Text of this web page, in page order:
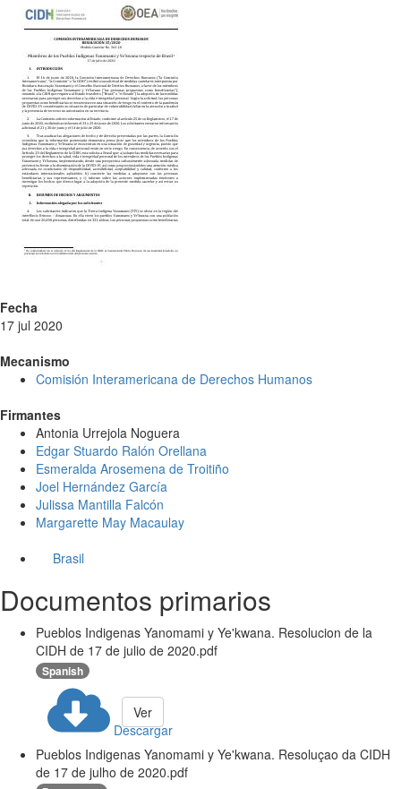
Fecha
17 jul 2020
Mecanismo
Comisión Interamericana de Derechos Humanos
Firmantes
Antonia Urrejola Noguera
Edgar Stuardo Ralón Orellana
Esmeralda Arosemena de Troitiño
Joel Hernández García
Julissa Mantilla Falcón
Margarette May Macaulay
Brasil
Documentos primarios
Pueblos Indigenas Yanomami y Ye'kwana. Resolucion de la
CIDH de 17 de julio de 2020.pdf
Spanish
Descargar
Ver
Pueblos Indigenas Yanomami y Ye'kwana. Resoluçao da CIDH
de 17 de julho de 2020.pdf